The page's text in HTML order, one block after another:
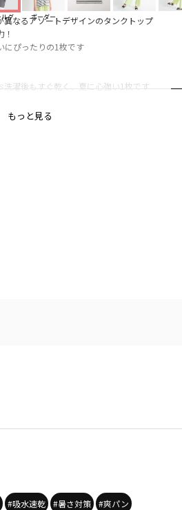
グ
ボーダー
異なるアソートデザインのタンクトップ
にぴったりの1枚です
洗濯後もすぐ乾く、夏に心強い1枚です
もっと見る
#吸水速乾 #暑さ対策 #爽パン